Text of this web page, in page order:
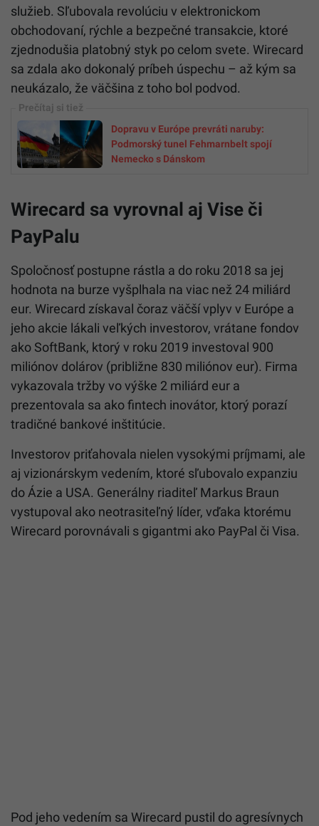
služieb. Sľubovala revolúciu v elektronickom
obchodovaní, rýchle a bezpečné transakcie, ktoré
zjednodušia platobný styk po celom svete. Wirecard
sa zdala ako dokonalý príbeh úspechu – až kým sa
neukázalo, že väčšina z toho bol podvod.
Dopravu v Európe prevráti naruby:
Podmorský tunel Fehmarnbelt spojí
Nemecko s Dánskom
Wirecard sa vyrovnal aj Vise či
PayPalu
Spoločnosť postupne rástla a do roku 2018 sa jej
hodnota na burze vyšplhala na viac než 24 miliárd
eur. Wirecard získaval čoraz väčší vplyv v Európe a
jeho akcie lákali veľkých investorov, vrátane fondov
ako SoftBank, ktorý v roku 2019 investoval 900
miliónov dolárov (približne 830 miliónov eur). Firma
vykazovala tržby vo výške 2 miliárd eur a
prezentovala sa ako fintech inovátor, ktorý porazí
tradičné bankové inštitúcie.
Investorov priťahovala nielen vysokými príjmami, ale
aj vizionárskym vedením, ktoré sľubovalo expanziu
do Ázie a USA. Generálny riaditeľ Markus Braun
vystupoval ako neotrasiteľný líder, vďaka ktorému
Wirecard porovnávali s gigantmi ako PayPal či Visa.
Pod jeho vedením sa Wirecard pustil do agresívnych